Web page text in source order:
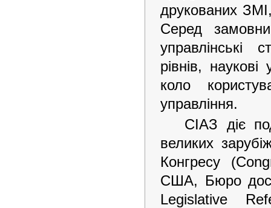
друкованих
Серед
управлінські
рівнів,
коло
управління.
СІАЗ діє
великих
Конгресу
США, Бюро
Legislative